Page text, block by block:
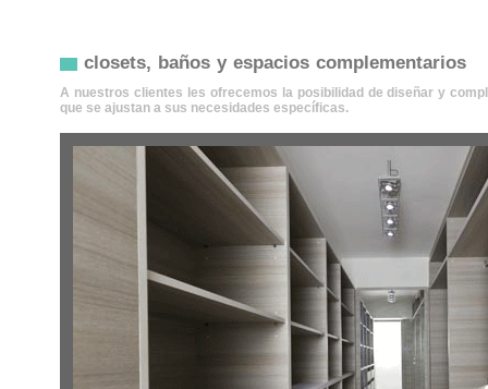
closets, baños y espacios complementarios
A nuestros clientes les ofrecemos la posibilidad de diseñar y
que se ajustan a sus necesidades específicas.